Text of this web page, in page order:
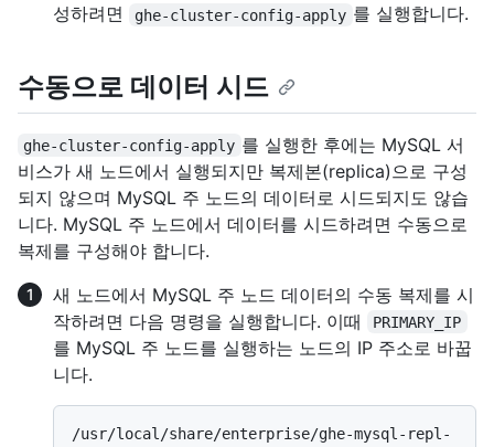
성하려면
ghe-cluster-config-apply 를 실행합니다.
수동으로 데이터 시드
ghe-cluster-config-apply 를 실행한 후에는 MySQL 서
비스가 새 노드에서 실행되지만 복제본(replica)으로 구성
되지 않으며 MySQL 주 노드의 데이터로 시드되지도 않습
니다. MySQL 주 노드에서 데이터를 시드하려면 수동으로
복제를 구성해야 합니다.
새 노드에서 MySQL 주 노드 데이터의 수동 복제를 시
작하려면 다음 명령을 실행합니다. 이때
PRIMARY_IP
를 MySQL 주 노드를 실행하는 노드의 IP 주소로 바꿉
니다.
/usr/local/share/enterprise/ghe-mysql-repl-